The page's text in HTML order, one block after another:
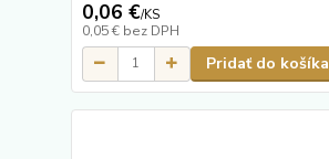
0,06 €/KS
0,05 € bez DPH
Pridať do košíka